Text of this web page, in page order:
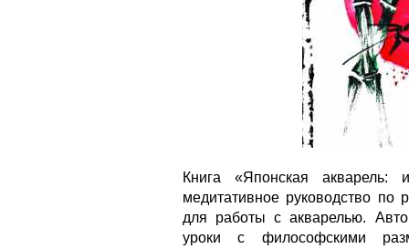
Книга «Японская акварель:
медитативное руководство по
для работы с акварелью.
уроки с философскими